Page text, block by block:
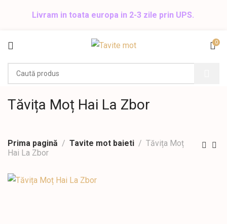
Livram in toata europa in 2-3 zile prin UPS.
0
Tăvița Moț Hai La Zbor
Prima pagină Tavite mot baieti
Tăvița Moț
Hai La Zbor